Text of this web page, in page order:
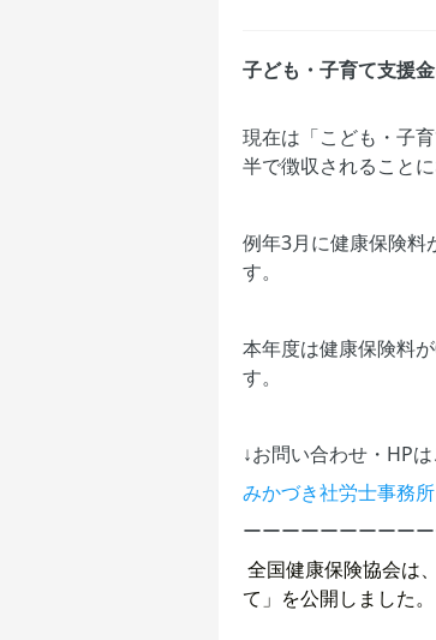
子ども・子育て支援
現在は「こども・子
半で徴収されることに
例年3月に健康保険料
す。
本年度は健康保険料
す。
↓お問い合わせ・HP
みかづき社労士事
ーーーーーーーーー
全国健康保険協会は
て」を公開しました。